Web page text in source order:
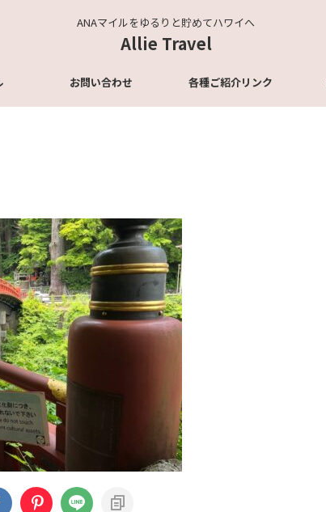
ANAマイルをゆるりと貯めてハワイへ
Allie Travel
お問い合わせ 各種ご紹介リンク